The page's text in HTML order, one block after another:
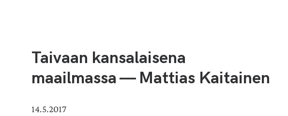
Taivaan kansalaisena
maailmassa — Mattias Kaitainen
14.5.2017